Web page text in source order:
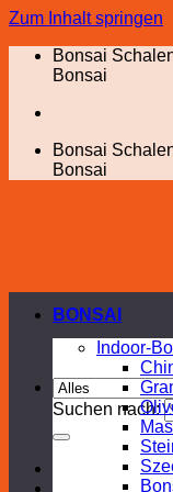
Zum Inhalt springen
Bonsai
Bonsai
Bonsai
Bonsai
Suchen nach:
BONSAI
Indoor-